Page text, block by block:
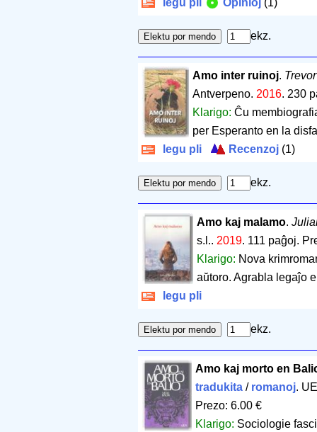
ekz.
Amo inter ruinoj.
Antverpeno. 2016. 230
Klarigo:Ĉu
per Esperanto en la
legu pli
Recenzoj (1)
ekz.
Amo kaj malamo.
s.l.. 2019. 111 paĝoj.
Klarigo: Nova
aŭtoro. Agrabla legaĵo
legu pli
ekz.
Amo kaj morto en
tradukita/ romanoj.
Prezo: 6.00 €
Klarigo: Sociologie